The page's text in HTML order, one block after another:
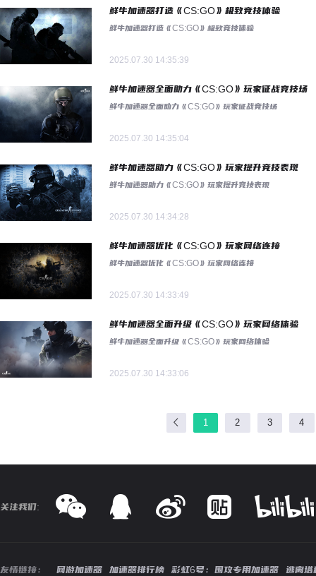
鲜牛加速器打造《CS:GO》极致竞技体验
鲜牛加速器打造《CS:GO》极致竞技体验
2025.07.30 14:35:39
鲜牛加速器全面助力《CS:GO》玩家征战竞技场
鲜牛加速器全面助力《CS:GO》玩家征战竞技场
2025.07.30 14:35:04
鲜牛加速器助力《CS:GO》玩家提升竞技表现
鲜牛加速器助力《CS:GO》玩家提升竞技表现
2025.07.30 14:34:28
鲜牛加速器优化《CS:GO》玩家网络连接
鲜牛加速器优化《CS:GO》玩家网络连接
2025.07.30 14:33:49
鲜牛加速器全面升级《CS:GO》玩家网络体验
鲜牛加速器全面升级《CS:GO》玩家网络体验
2025.07.30 14:33:06
1 2 3 4
关注我们:
友情链接： 网游加速器 加速器排行榜 彩虹6号：围攻专用加速器
逃离塔